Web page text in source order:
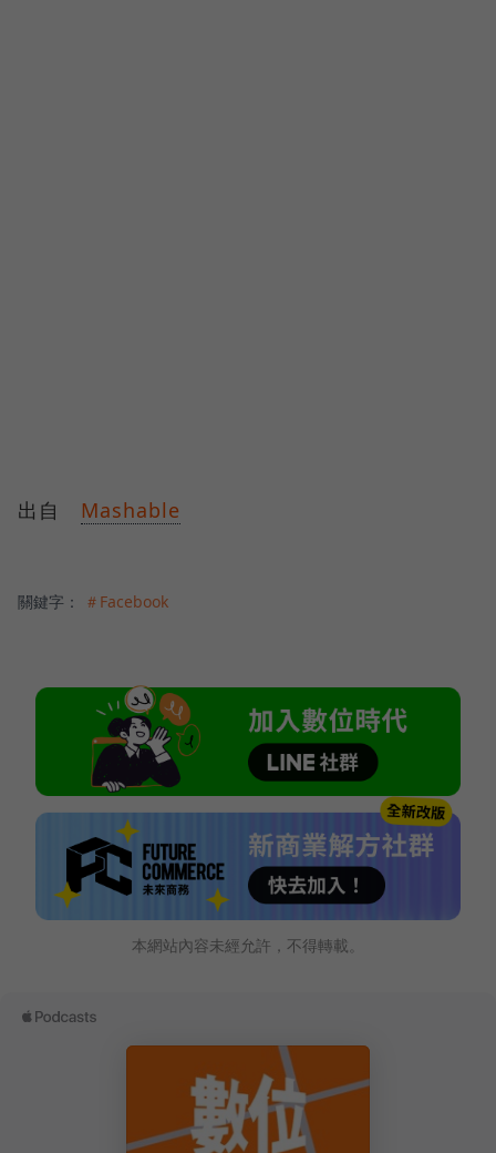
出自 Mashable
關鍵字： ＃Facebook
本網站內容未經允許，不得轉載。